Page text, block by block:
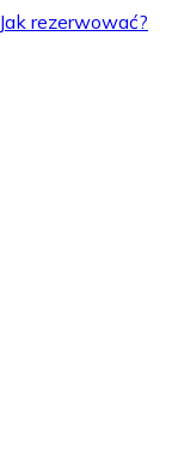
Jak rezerwować?